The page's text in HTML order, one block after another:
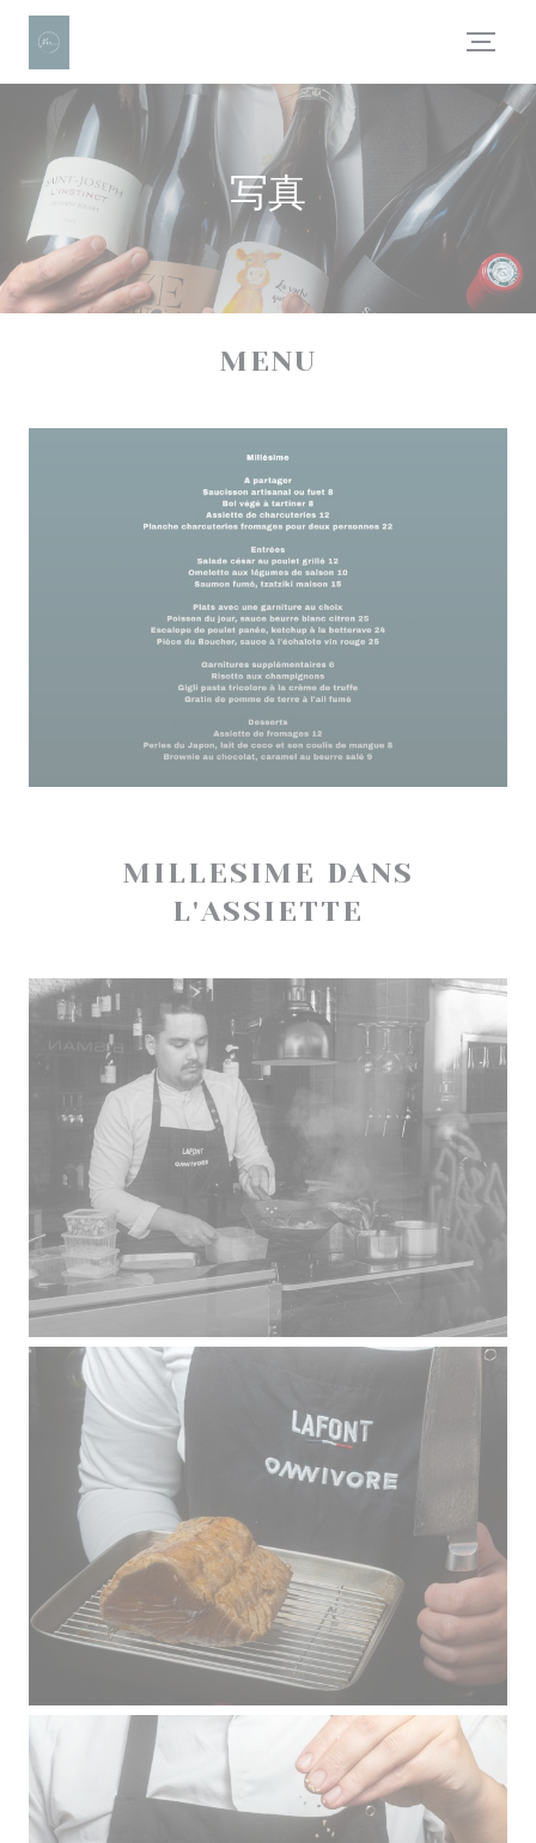
クッキー利用の管理について
写真
MENU
MILLESIME DANS
L'ASSIETTE